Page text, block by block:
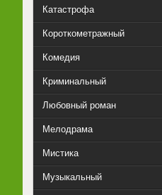
Катастрофа
Короткометражный
Комедия
Криминальный
Любовный роман
Мелодрама
Мистика
Музыкальный